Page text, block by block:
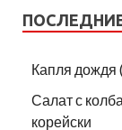
Капля дождя
Салат с
корейски